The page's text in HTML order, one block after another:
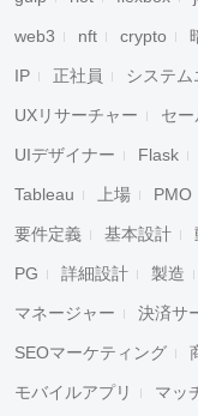
web3 nft crypto
IP 正社員 システム
UXリサーチャー セ
UIデザイナー Flask
Tableau 上場 PMO
要件定義 基本設計
PG 詳細設計 製造
マネージャー 決済サ
SEOマーケティング
モバイルアプリ マッ